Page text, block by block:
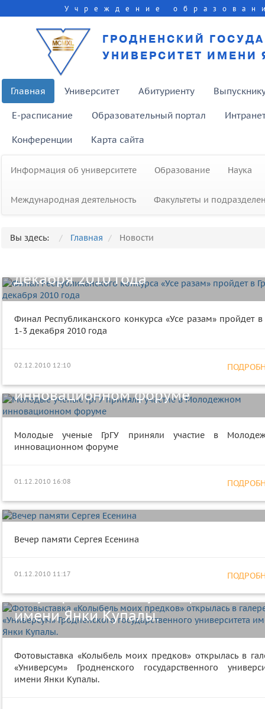
Учреждение
ГРОДНЕНСКИЙ
УНИВЕРСИТЕТ ИМЕНИ
Главная Университет Абитуриенту
E-расписание Образовательный портал
Конференции Карта сайта
Информация об университете Образование Наука
Международная деятельность Факультеты и
Вы здесь: Главная Новости
Финал Республиканского конкурса
декабря 2010 года
Финал Республиканского конкурса «Усе разам» пройдет в
1-3 декабря 2010 года
02.12.2010 12:10
инновационном форуме
Молодые ученые ГрГУ приняли участие в
инновационном форуме
01.12.2010 16:08
Вечер памяти Сергея Есенина
Вечер памяти Сергея Есенина
01.12.2010 11:17
Фотовыставка «Колыбель моих
«Универсум» Гродненского
государственного университета
имени Янки Купалы.
Фотовыставка «Колыбель моих предков» открылась в
«Универсум» Гродненского государственного
имени Янки Купалы.